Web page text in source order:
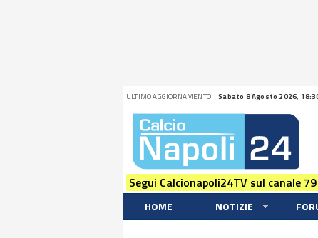
ULTIMO AGGIORNAMENTO: Sabato 8 Agosto 2026,
Segui Calcionapoli24TV sul canale
HOME NOTIZIE